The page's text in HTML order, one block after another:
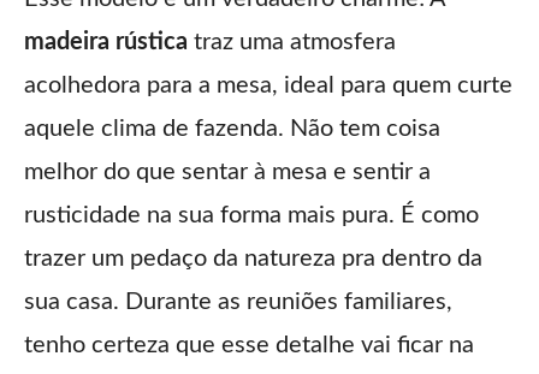
madeira rústica traz uma atmosfera
acolhedora para a mesa, ideal para quem curte
aquele clima de fazenda. Não tem coisa
melhor do que sentar à mesa e sentir a
rusticidade na sua forma mais pura. É como
trazer um pedaço da natureza pra dentro da
sua casa. Durante as reuniões familiares,
tenho certeza que esse detalhe vai ficar na